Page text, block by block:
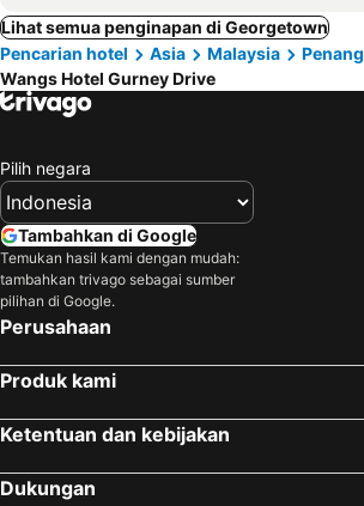
Lihat semua penginapan di Georgetown
Pencarian hotel
Asia Malaysia Penang
Wangs Hotel Gurney Drive
Pilih negara
Tambahkan di Google
Temukan hasil kami dengan mudah:
tambahkan trivago sebagai sumber
pilihan di Google.
Perusahaan
Produk kami
Ketentuan dan kebijakan
Dukungan